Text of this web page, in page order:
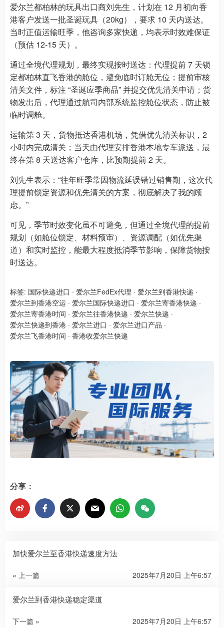
爱尔兰都柏林的玩具出口商刘先生，计划在 12 月初向香
港客户发送一批圣诞玩具（20kg），要求 10 天内送达。
当时正值运输旺季，他咨询多家快递，均表示时效难保证
（预估 12-15 天）。
通过全境代理规划，最终实现按时送达：代理提前 7 天锁
定都柏林直飞香港的舱位，避免临时订舱无位；提前审核
清关文件，标注 “圣诞应季商品” 并提交优先清关申请；货
物发出后，代理通过航司内部系统监控舱位状态，防止被
临时调舱。
运输第 3 天，货物抵达香港机场，凭借优先清关标识，2
小时内完成清关；当天由代理安排香港本地专车派送，最
终在第 8 天送达客户仓库，比预期提前 2 天。
刘先生表示：“往年旺季常因物流延误错过销售期，这次代
理提前锁定资源和优先清关的方案，彻底解决了我的顾
虑。”
可见，季节时效变化虽不可避免，但通过全境代理的提前
规划（如舱位锁定、材料预审）、资源调配（如优先渠
道）和实时监控，能最大程度抵消季节影响，保障货物按
时送达。
标签: 国际快递进口 · 爱尔兰FedEx代理 · 爱尔兰到香港快递 ·
爱尔兰到香港空运 · 爱尔兰国际快递进口 · 爱尔兰寄香港快递 ·
爱尔兰寄香港时间 · 爱尔兰往香港快递 · 爱尔兰快递 ·
爱尔兰快递到香港 · 爱尔兰进口 · 爱尔兰进口产品 ·
爱尔兰飞香港时间 · 香港收爱尔兰快递
分享：
加快爱尔兰至香港快递速度方法
« 上一篇 2025年7月20日 上午6:57
爱尔兰到香港快递稳定渠道
下一篇 » 2025年7月20日 上午6:57